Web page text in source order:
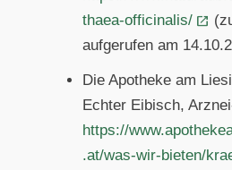
thaea-officinalis/
aufgerufen am
Die Apotheke am
Echter Eibisch,
https://
.at/was-wir-bieten/